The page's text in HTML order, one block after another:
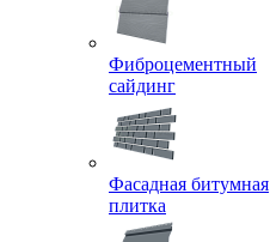
Фиброцементный
сайдинг
Фасадная битумная
плитка